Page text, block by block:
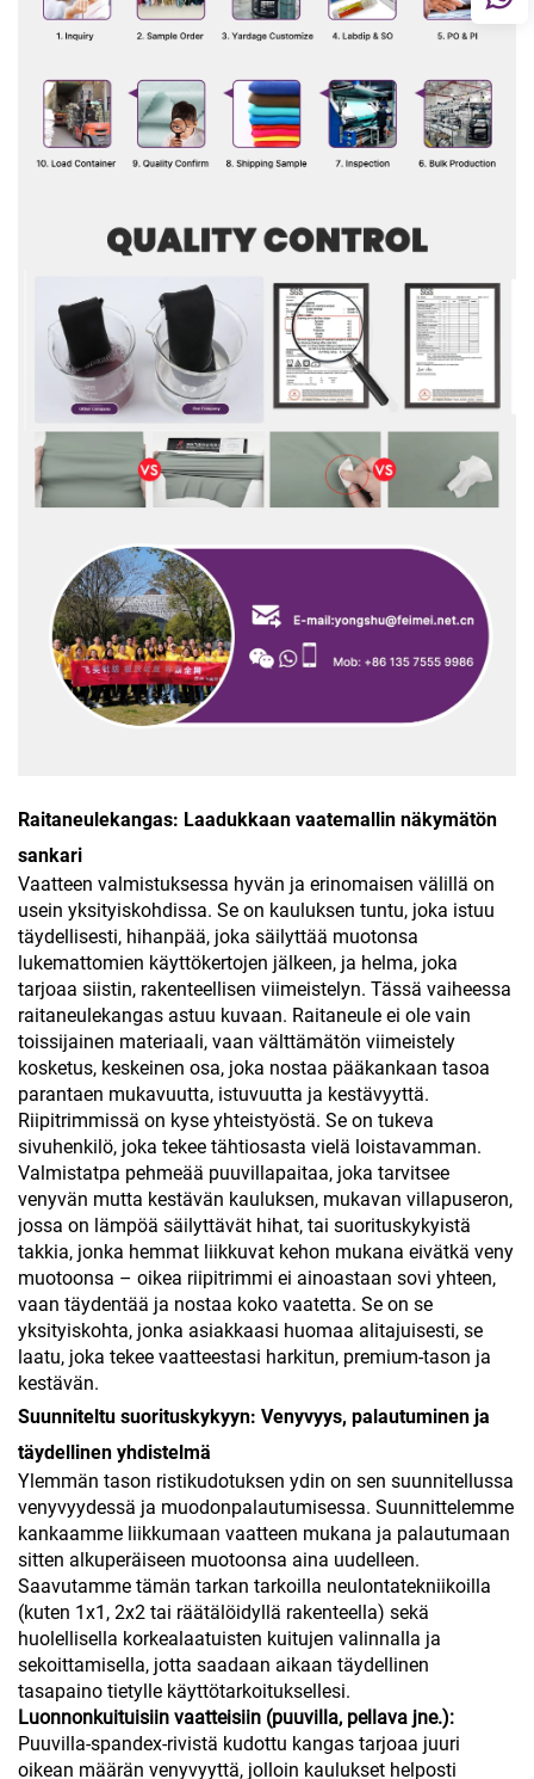
Raitaneulekangas: Laadukkaan vaatemallin näkymätön
sankari
Vaatteen valmistuksessa hyvän ja erinomaisen välillä on
usein yksityiskohdissa. Se on kauluksen tuntu, joka istuu
täydellisesti, hihanpää, joka säilyttää muotonsa
lukemattomien käyttökertojen jälkeen, ja helma, joka
tarjoaa siistin, rakenteellisen viimeistelyn. Tässä vaiheessa
raitaneulekangas astuu kuvaan. Raitaneule ei ole vain
toissijainen materiaali, vaan välttämätön viimeistely
kosketus, keskeinen osa, joka nostaa pääkankaan tasoa
parantaen mukavuutta, istuvuutta ja kestävyyttä.
Riipitrimmissä on kyse yhteistyöstä. Se on tukeva
sivuhenkilö, joka tekee tähtiosasta vielä loistavamman.
Valmistatpa pehmeää puuvillapaitaa, joka tarvitsee
venyvän mutta kestävän kauluksen, mukavan villapuseron,
jossa on lämpöä säilyttävät hihat, tai suorituskykyistä
takkia, jonka hemmat liikkuvat kehon mukana eivätkä veny
muotoonsa – oikea riipitrimmi ei ainoastaan sovi yhteen,
vaan täydentää ja nostaa koko vaatetta. Se on se
yksityiskohta, jonka asiakkaasi huomaa alitajuisesti, se
laatu, joka tekee vaatteestasi harkitun, premium-tason ja
kestävän.
Suunniteltu suorituskykyyn: Venyvyys, palautuminen ja
täydellinen yhdistelmä
Ylemmän tason ristikudotuksen ydin on sen suunnitellussa
venyvyydessä ja muodonpalautumisessa. Suunnittelemme
kankaamme liikkumaan vaatteen mukana ja palautumaan
sitten alkuperäiseen muotoonsa aina uudelleen.
Saavutamme tämän tarkan tarkoilla neulontatekniikoilla
(kuten 1x1, 2x2 tai räätälöidyllä rakenteella) sekä
huolellisella korkealaatuisten kuitujen valinnalla ja
sekoittamisella, jotta saadaan aikaan täydellinen
tasapaino tietylle käyttötarkoituksellesi.
Luonnonkuituisiin vaatteisiin (puuvilla, pellava jne.):
Puuvilla-spandex-rivistä kudottu kangas tarjoaa juuri
oikean määrän venyvyyttä, jolloin kaulukset helposti